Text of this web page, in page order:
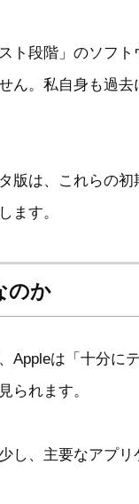
ト段階」のソフ
ん。私自身も過
版は、これらの
ます。
のか
Appleは「十分に
られます。
し、主要なアプ